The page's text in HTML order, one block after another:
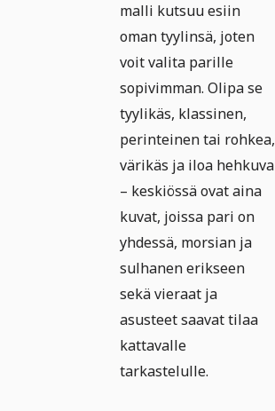
malli kutsuu esiin
oman tyylinsä, joten
voit valita parille
sopivimman. Olipa se
tyylikäs, klassinen,
perinteinen tai rohkea,
värikäs ja iloa hehkuva
– keskiössä ovat aina
kuvat, joissa pari on
yhdessä, morsian ja
sulhanen erikseen
sekä vieraat ja
asusteet saavat tilaa
kattavalle
tarkastelulle.